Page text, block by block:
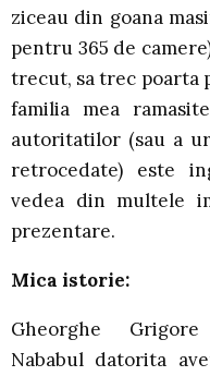
ziceau din goana
pentru 365 de
trecut, sa trec poarta
familia mea
autoritatilor (sau a
retrocedate) este
vedea din multele
prezentare.
Mica istorie:
Gheorghe
Nababul datorita